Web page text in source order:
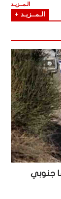
الـمــزيـد
الـمــزيـد +